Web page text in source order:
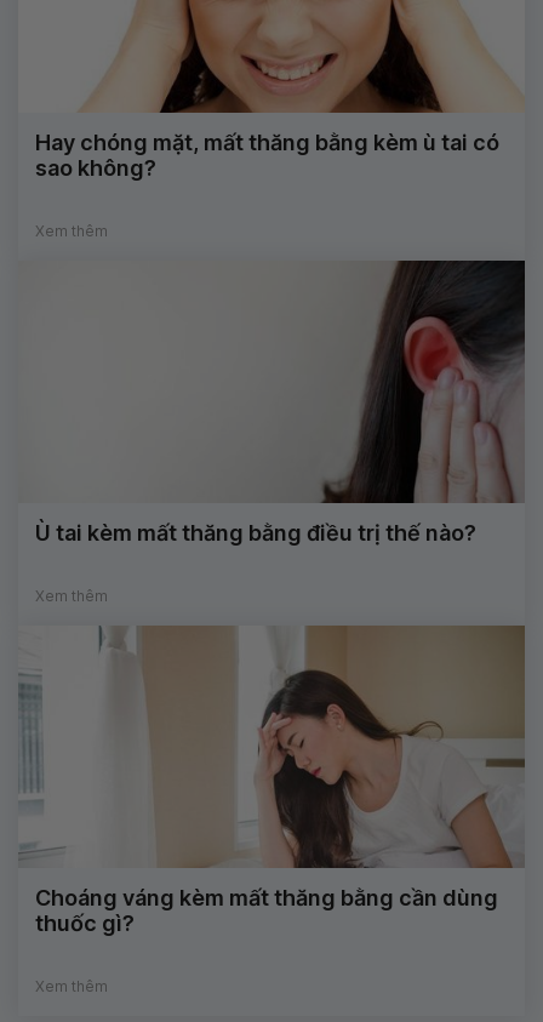
Hay chóng mặt, mất thăng bằng kèm ù tai có
sao không?
Xem thêm
Ù tai kèm mất thăng bằng điều trị thế nào?
Xem thêm
Choáng váng kèm mất thăng bằng cần dùng
thuốc gì?
Xem thêm